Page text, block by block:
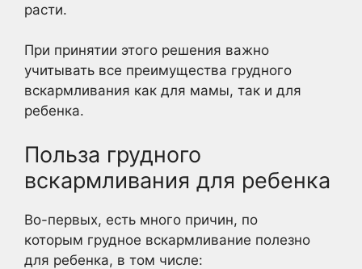
расти.
При принятии этого решения важно
учитывать все преимущества грудного
вскармливания как для мамы, так и для
ребенка.
Польза грудного
вскармливания для ребенка
Во-первых, есть много причин, по
которым грудное вскармливание полезно
для ребенка, в том числе: